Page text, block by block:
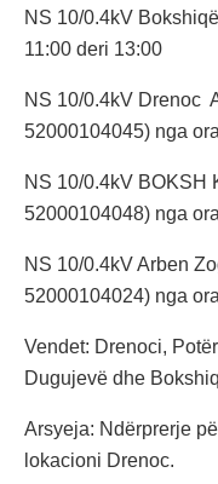
NS 10/0.4kV
11:00 deri 13:00
NS 10/0.4kV Drenoc
52000104045) nga
NS 10/0.4kV BOKSH
52000104048) nga
NS 10/0.4kV Arben
52000104024) nga
Vendet: Drenoci,
Dugujevë dhe
Arsyeja: Ndërprerje
lokacioni Drenoc.